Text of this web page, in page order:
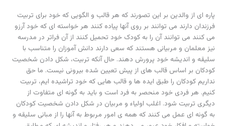
پاره ای از والدین بر این تصورند که هر قالب و الگویی که خود برای تربیت
فرزندان دارند می توانند بر روی آنها پیاده کنند هر خواسته ای که خود آرزو
می کنند می توانند آن را به کودک خود تحمیل کنند از آن فراتر در مدرسه
نیز معلمان و مربیانی هستند که سعی دارند دانش آموزان را متناسب با
سلیقه و اندیشه خود پرورش دهند. حال آنکه تربیت، شکل دادن شخصیت
کودکان بر اساس قالب های از پیش تعیین شده بیرونی نیست. ما حق
نداریم کودکان را طبق ایده ها و قالب هایی که خود تراشیده ایم، تربیت
کنیم. هر فردی خود منحصر به فرد است و باید به گونه ای متفاوت از
دیگری تربیت شود. اغلب اولیاء و مربیان در شکل دادن شخصیت کودکان
به گونه ای عمل می کنند که همه ی امور مربوط به آنها را از مبانی سلیقه و